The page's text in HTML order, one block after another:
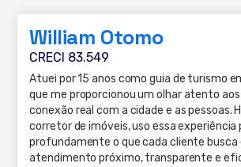
William Otomo
CRECI 83.549
Atuei por 15 anos como guia de turismo
que me proporcionou um olhar atento
conexão real com a cidade e as pessoas.
corretor de imóveis, uso essa experiência
profundamente o que cada cliente busca
atendimento próximo, transparente e